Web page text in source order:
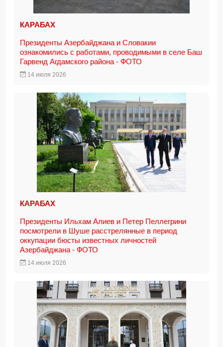
КАРАБАХ
Президенты Азербайджана и Словакии
ознакомились с работами, проводимыми в селе Баш
Гарвенд Агдамского района - ФОТО
14 июля 2026
КАРАБАХ
Президенты Ильхам Алиев и Петер Пеллегрини
посмотрели в Шуше расстрелянные в период
оккупации бюсты известных личностей
Азербайджана - ФОТО
14 июля 2026